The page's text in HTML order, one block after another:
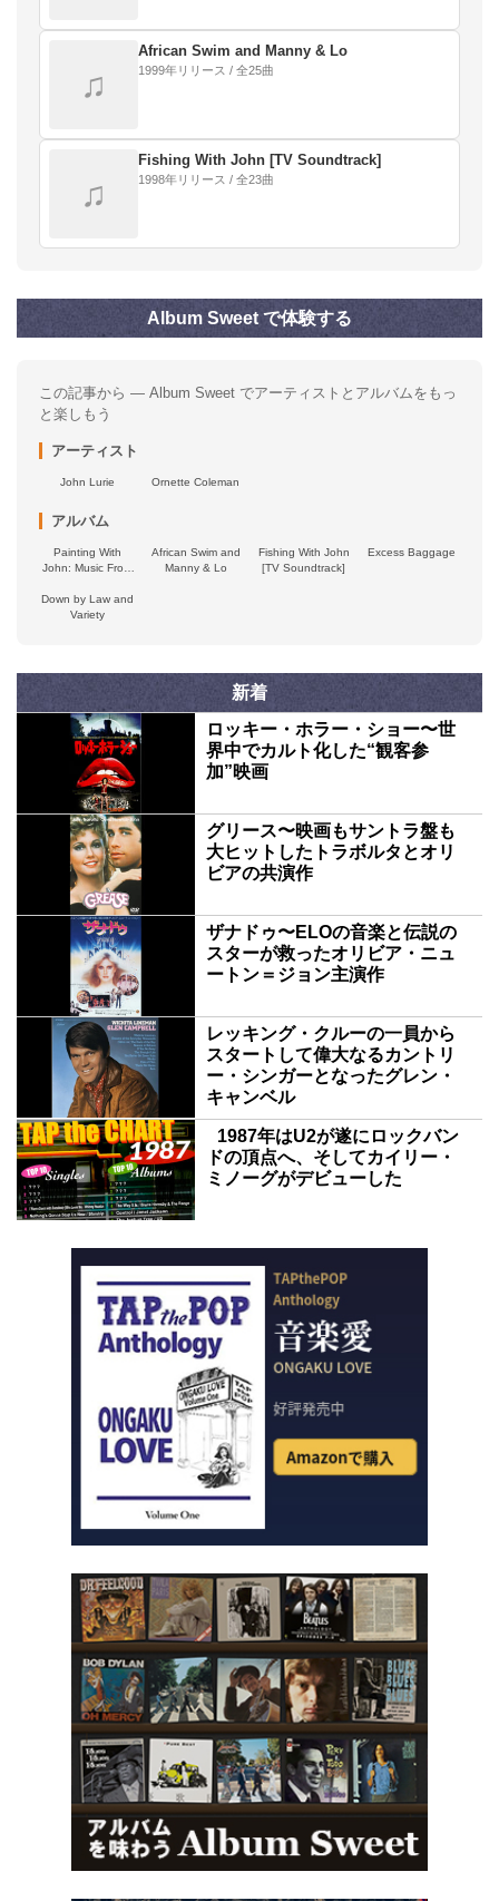
♫
African Swim and Manny & Lo
1999年リリース / 全25曲
♫
Fishing With John [TV Soundtrack]
1998年リリース / 全23曲
Album Sweet で体験する
この記事から — Album Sweet でアーティストとアルバムをもっ
と楽しもう
アーティスト
John Lurie Ornette Coleman
アルバム
Painting With
John: Music From
Lurie
African Swim and
Manny & Lo
Fishing With John
[TV Soundtrack]
Excess Baggage
Down by Law and
Variety
新着
ロッキー・ホラー・ショー〜世
界中でカルト化した“観客参
加”映画
グリース〜映画もサントラ盤も
大ヒットしたトラボルタとオリ
ビアの共演作
ザナドゥ〜ELOの音楽と伝説の
スターが救ったオリビア・ニュ
ートン＝ジョン主演作
レッキング・クルーの一員から
スタートして偉大なるカントリ
ー・シンガーとなったグレン・
キャンベル
1987年はU2が遂にロックバン
ドの頂点へ、そしてカイリー・
ミノーグがデビューした